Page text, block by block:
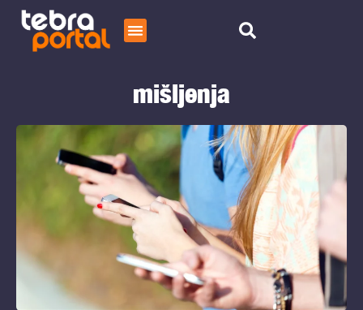
Čitajmišljenja